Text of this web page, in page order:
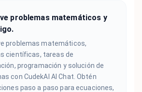
problemas matemáticos y
problemas matemáticos,
científicas, tareas de
programación y solución de
con CudekAI AI Chat. Obtén
paso a paso para ecuaciones,